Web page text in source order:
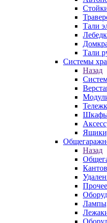
Тали
Тали
Системы
Назад
Назад
Прочее